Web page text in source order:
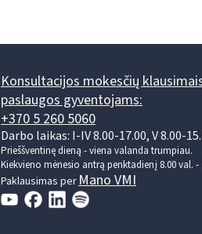
Konsultacijos mokesčių
paslaugos gyventojams:
+370 5 260 5060
Darbo laikas: I-IV 8.00-17.00, V 8.00-
Prieššventinę dieną - viena valanda trumpiau.
Kiekvieno mėnesio antrą penktadienį 8.00 val. -
Paklausimas per Mano VMI